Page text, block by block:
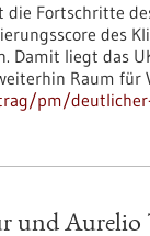
Fortschritte
des
Damit liegt das
Raum für
pm/
und Aurelio